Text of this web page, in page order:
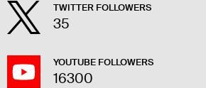
TWITTER FOLLOWERS
35
YOUTUBE FOLLOWERS
16300